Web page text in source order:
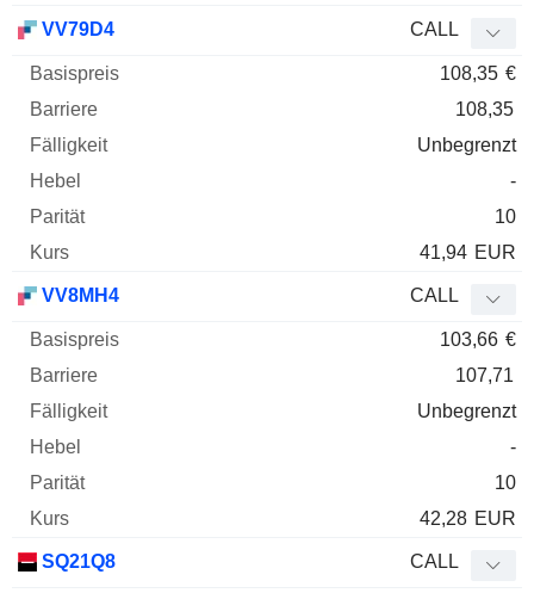
VV79D4 CALL
108,35 €
108,35
Unbegrenzt
-
10
41,94 EUR
VV8MH4 CALL
103,66 €
107,71
Unbegrenzt
-
10
42,28 EUR
SQ21Q8 CALL